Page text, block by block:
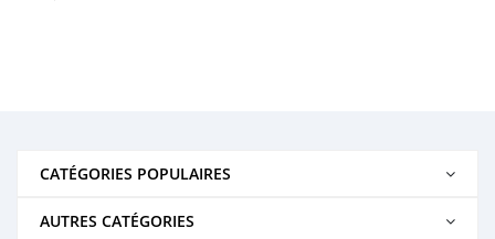
CATÉGORIES POPULAIRES
AUTRES CATÉGORIES